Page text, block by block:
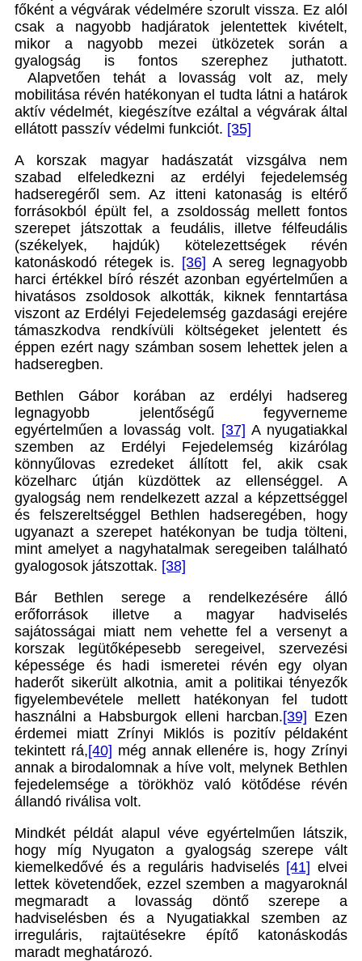
főként a végvárak védelmére szorult vissza. Ez alól
csak a nagyobb hadjáratok jelentettek kivételt,
mikor a nagyobb mezei ütközetek során a
gyalogság is fontos szerephez juthatott.
Alapvetően tehát a lovasság volt az, mely
mobilitása révén hatékonyan el tudta látni a határok
aktív védelmét, kiegészítve ezáltal a végvárak által
ellátott passzív védelmi funkciót. [35]
A korszak magyar hadászatát vizsgálva nem
szabad elfeledkezni az erdélyi fejedelemség
hadseregéről sem. Az itteni katonaság is eltérő
forrásokból épült fel, a zsoldosság mellett fontos
szerepet játszottak a feudális, illetve félfeudális
(székelyek, hajdúk) kötelezettségek révén
katonáskodó rétegek is. [36] A sereg legnagyobb
harci értékkel bíró részét azonban egyértelműen a
hivatásos zsoldosok alkották, kiknek fenntartása
viszont az Erdélyi Fejedelemség gazdasági erejére
támaszkodva rendkívüli költségeket jelentett és
éppen ezért nagy számban sosem lehettek jelen a
hadseregben.
Bethlen Gábor korában az erdélyi hadsereg
legnagyobb jelentőségű fegyverneme
egyértelműen a lovasság volt. [37] A nyugatiakkal
szemben az Erdélyi Fejedelemség kizárólag
könnyűlovas ezredeket állított fel, akik csak
közelharc útján küzdöttek az ellenséggel. A
gyalogság nem rendelkezett azzal a képzettséggel
és felszereltséggel Bethlen hadseregében, hogy
ugyanazt a szerepet hatékonyan be tudja tölteni,
mint amelyet a nagyhatalmak seregeiben található
gyalogosok játszottak. [38]
Bár Bethlen serege a rendelkezésére álló
erőforrások illetve a magyar hadviselés
sajátosságai miatt nem vehette fel a versenyt a
korszak legütőképesebb seregeivel, szervezési
képessége és hadi ismeretei révén egy olyan
haderőt sikerült alkotnia, amit a politikai tényezők
figyelembevétele mellett hatékonyan fel tudott
használni a Habsburgok elleni harcban.[39] Ezen
érdemei miatt Zrínyi Miklós is pozitív példaként
tekintett rá,[40] még annak ellenére is, hogy Zrínyi
annak a birodalomnak a híve volt, melynek Bethlen
fejedelemsége a törökhöz való kötődése révén
állandó riválisa volt.
Mindkét példát alapul véve egyértelműen látszik,
hogy míg Nyugaton a gyalogság szerepe vált
kiemelkedővé és a reguláris hadviselés [41] elvei
lettek követendőek, ezzel szemben a magyaroknál
megmaradt a lovasság döntő szerepe a
hadviselésben és a Nyugatiakkal szemben az
irreguláris, rajtaütésekre építő katonáskodás
maradt meghatározó.